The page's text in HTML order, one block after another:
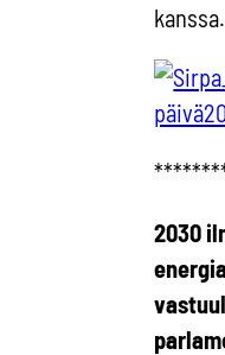
kanssa.
2030